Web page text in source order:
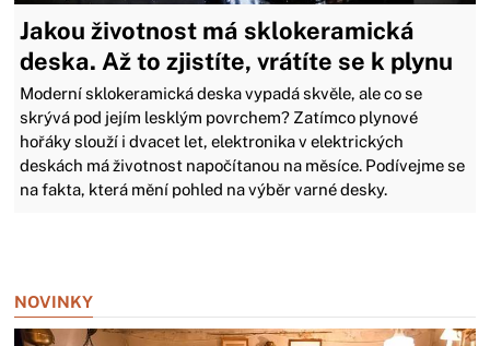
Jakou životnost má sklokeramická
deska. Až to zjistíte, vrátíte se k plynu
Moderní sklokeramická deska vypadá skvěle, ale co se
skrývá pod jejím lesklým povrchem? Zatímco plynové
hořáky slouží i dvacet let, elektronika v elektrických
deskách má životnost napočítanou na měsíce. Podívejme se
na fakta, která mění pohled na výběr varné desky.
NOVINKY